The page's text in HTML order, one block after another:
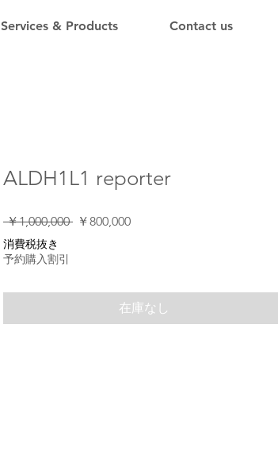
Services & Products Contact us
ALDH1L1 reporter
￥1,000,000 通￥800,000セ
消費税抜き
予約購入割引
在庫なし